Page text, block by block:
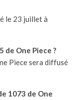
le 23 juillet à
de One Piece ?
Piece sera diffusé
1073 de One